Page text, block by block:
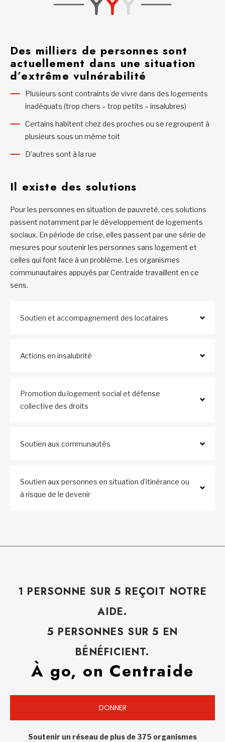
Des milliers de personnes sont
actuellement dans une situation
d’extrême vulnérabilité
Plusieurs sont contraints de vivre dans des logements
inadéquats (trop chers – trop petits – insalubres)
Certains habitent chez des proches ou se regroupent à
plusieurs sous un même toit
D’autres sont à la rue
Il existe des solutions
Pour les personnes en situation de pauvreté, ces solutions
passent notamment par le développement de logements
sociaux. En période de crise, elles passent par une série de
mesures pour soutenir les personnes sans logement et
celles qui font face à un problème. Les organismes
communautaires appuyés par Centraide travaillent en ce
sens.
Soutien et accompagnement des locataires
Actions en insalubrité
Promotion du logement social et défense
collective des droits
Soutien aux communautés
Soutien aux personnes en situation d’itinérance ou
à risque de le devenir
1 PERSONNE SUR 5 REÇOIT NOTRE
AIDE.
5 PERSONNES SUR 5 EN
BÉNÉFICIENT.
À go, on Centraide
DONNER
Soutenir un réseau de plus de 375 organismes